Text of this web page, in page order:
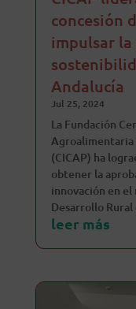
concesión
impulsar
Andalucía
Jul 25, 2024
La Fundación
Agroalimentaria
(CICAP) ha
obtener la
innovación en el
Desarrollo Rural
leer más